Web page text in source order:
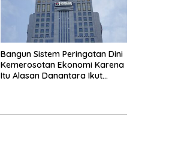
Bangun Sistem Peringatan Dini
Kemerosotan Ekonomi Karena
Itu Alasan Danantara Ikut